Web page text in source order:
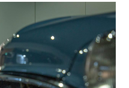
ジネス
スポーツ
Podcast